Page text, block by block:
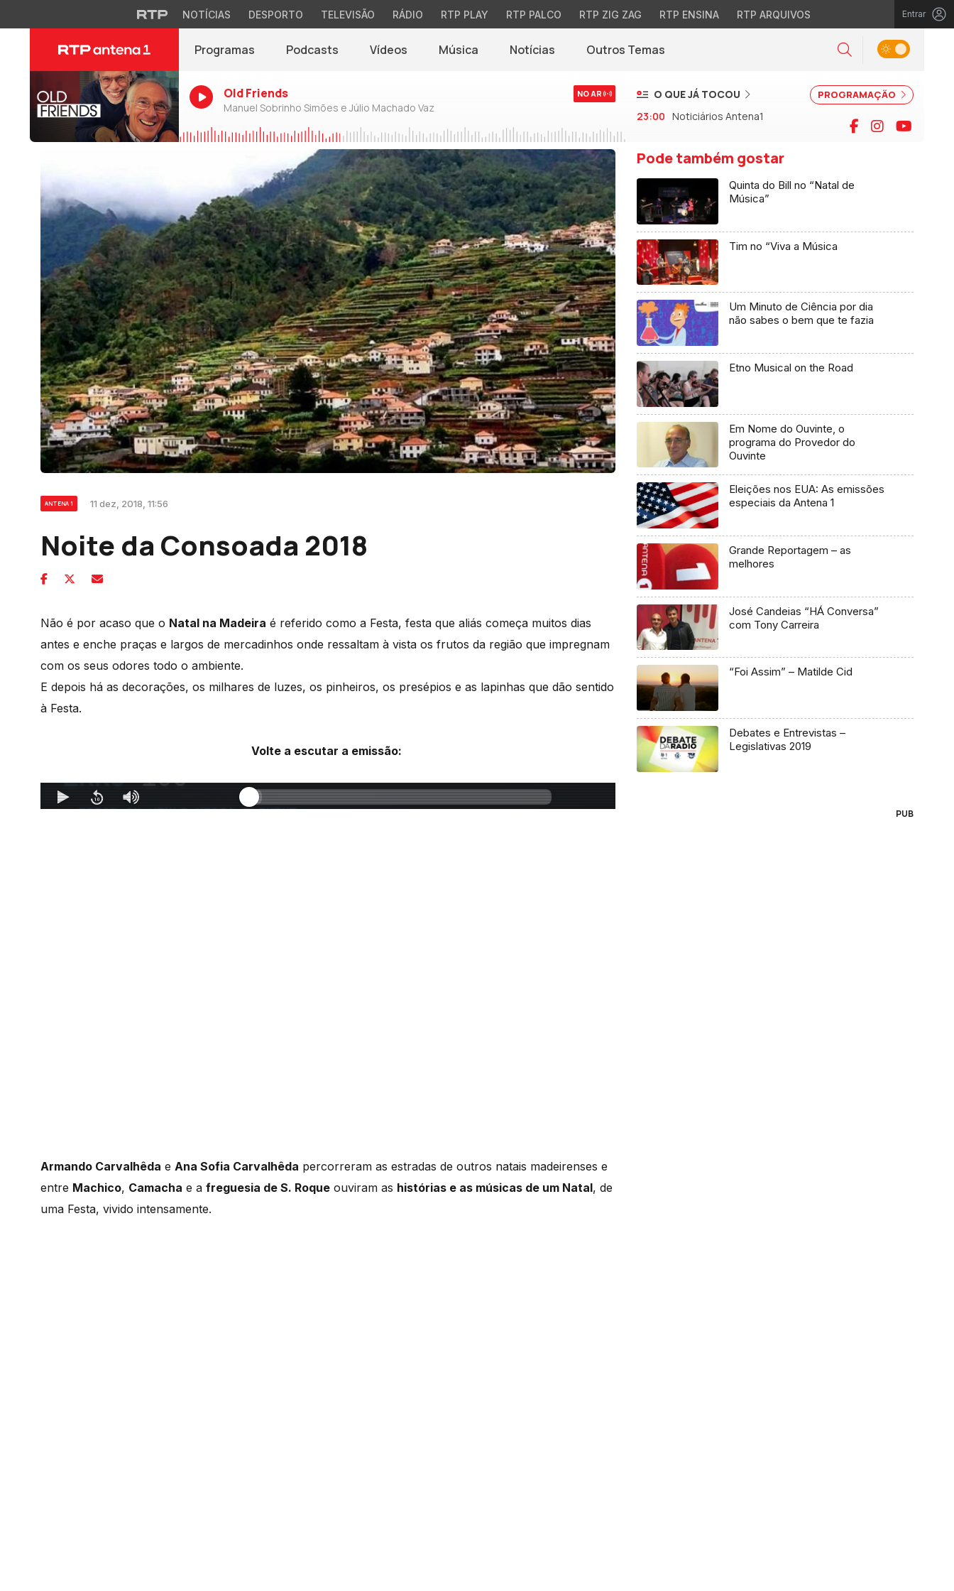
NOTÍCIAS DESPORTO TELEVISÃO RÁDIO RTP PLAY RTP PALCO RTP ZIG ZAG RTP ENSINA RTP ARQUIVOS Entrar
Programas Podcasts Vídeos Música Notícias(abre em nova janela)
Outros Temas Pesquisar
Alternar tema
Old Friends
Manuel Sobrinho Simões e Júlio Machado Vaz
NO AR PROGRAMAÇÃO
O QUE JÁ TOCOU
23:00 Noticiários Antena1 Facebook
Instagram
ANTENA 1 11 dez, 2018, 11:56
Noite da Consoada 2018
Não é por acaso que o Natal na Madeira é referido como a Festa, festa que aliás começa muitos dias
antes e enche praças e largos de mercadinhos onde ressaltam à vista os frutos da região que impregnam
com os seus odores todo o ambiente.
E depois há as decorações, os milhares de luzes, os pinheiros, os presépios e as lapinhas que dão sentido
à Festa.
Volte a escutar a emissão:
Armando Carvalhêda e Ana Sofia Carvalhêda percorreram as estradas de outros natais madeirenses e
entre Machico, Camacha e a freguesia de S. Roque ouviram as histórias e as músicas de um Natal, de
uma Festa, vivido intensamente.
Pode também gostar
Quinta do Bill no “Natal de
Música”
Tim no “Viva a Música
Um Minuto de Ciência por dia
não sabes o bem que te fazia
Etno Musical on the Road
Em Nome do Ouvinte, o
programa do Provedor do
Ouvinte
Eleições nos EUA: As emissões
especiais da Antena 1
Grande Reportagem – as
melhores
José Candeias “HÁ Conversa”
com Tony Carreira
“Foi Assim” – Matilde Cid
Debates e Entrevistas –
Legislativas 2019
PUB